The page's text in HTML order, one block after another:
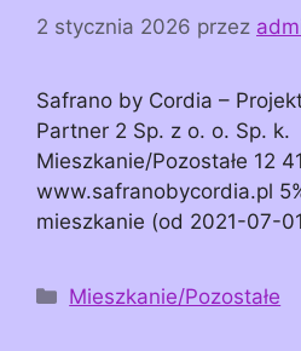
2 stycznia 2026 przez
Safrano by Cordia –
Partner 2 Sp. z o. o. Sp. k.
Mieszkanie/Pozostałe 12
www.safranobycordia.pl
mieszkanie (od 2021-07-
Kategorie
Mieszkanie/Pozostałe